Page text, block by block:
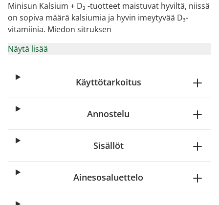
Minisun Kalsium + D₃ -tuotteet maistuvat hyviltä, niissä
on sopiva määrä kalsiumia ja hyvin imeytyvää D₃-
vitamiinia. Miedon sitruksen
Näytä lisää
Käyttötarkoitus
Annostelu
Sisällöt
Ainesosaluettelo